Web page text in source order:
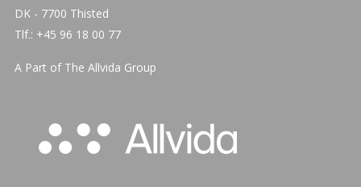
DK - 7700 Thisted
Tlf.: +45 96 18 00 77
A Part of The Allvida Group